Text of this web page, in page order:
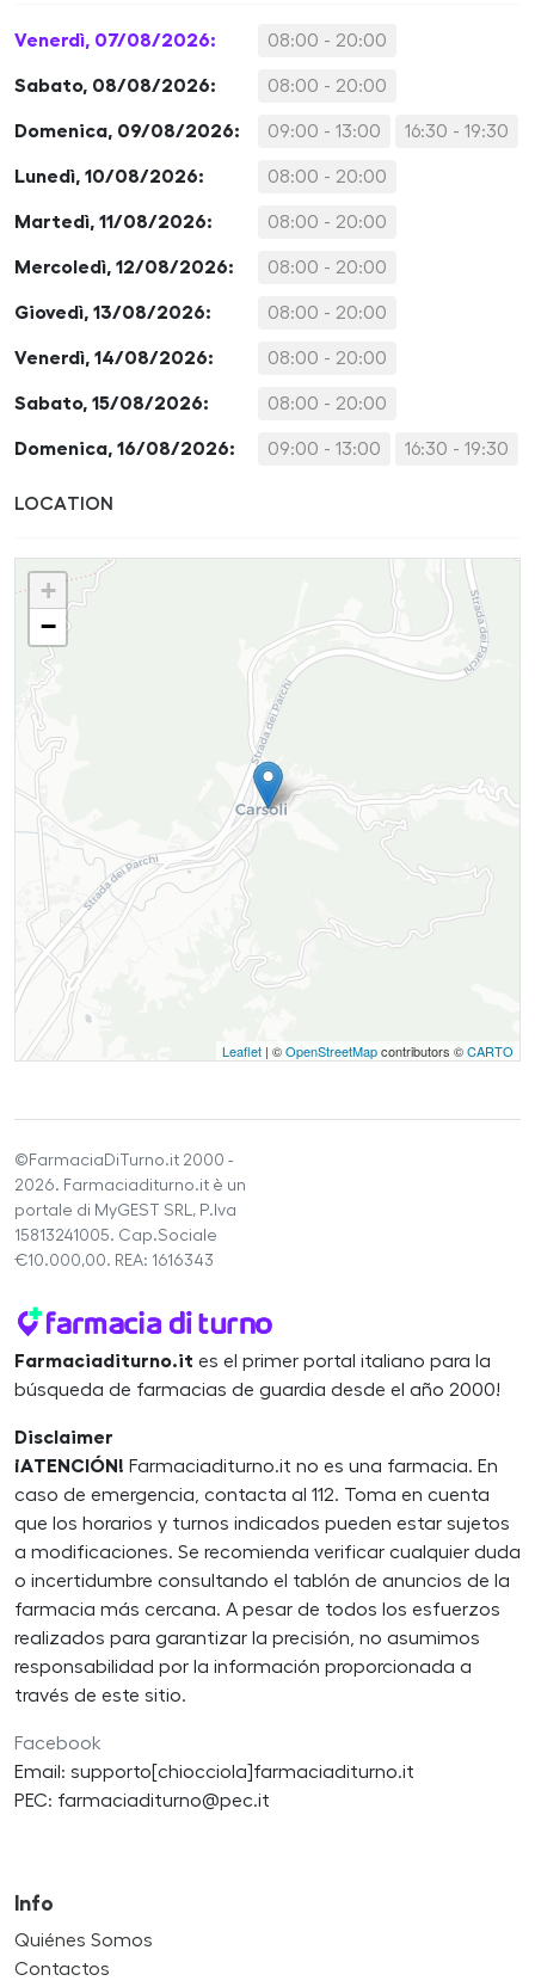
Venerdì, 07/08/2026: 08:00 - 20:00
Sabato, 08/08/2026: 08:00 - 20:00
Domenica, 09/08/2026: 09:00 - 13:00 16:30 - 19:30
Lunedì, 10/08/2026: 08:00 - 20:00
Martedì, 11/08/2026: 08:00 - 20:00
Mercoledì, 12/08/2026: 08:00 - 20:00
Giovedì, 13/08/2026: 08:00 - 20:00
Venerdì, 14/08/2026: 08:00 - 20:00
Sabato, 15/08/2026: 08:00 - 20:00
Domenica, 16/08/2026: 09:00 - 13:00 16:30 - 19:30
LOCATION
+
−
Leaflet | ©OpenStreetMapcontributors ©CARTO
©FarmaciaDiTurno.it 2000 -
2026. Farmaciaditurno.it è un
portale di MyGEST SRL, P.Iva
15813241005. Cap.Sociale
€10.000,00. REA: 1616343
Farmaciaditurno.it es el primer portal italiano para la
búsqueda de farmacias de guardia desde el año 2000!
Disclaimer
¡ATENCIÓN! Farmaciaditurno.it no es una farmacia. En
caso de emergencia, contacta al 112. Toma en cuenta
que los horarios y turnos indicados pueden estar sujetos
a modificaciones. Se recomienda verificar cualquier duda
o incertidumbre consultando el tablón de anuncios de la
farmacia más cercana. A pesar de todos los esfuerzos
realizados para garantizar la precisión, no asumimos
responsabilidad por la información proporcionada a
través de este sitio.
Facebook
Email: supporto[chiocciola]farmaciaditurno.it
PEC: farmaciaditurno@pec.it
Info
Quiénes Somos
Contactos